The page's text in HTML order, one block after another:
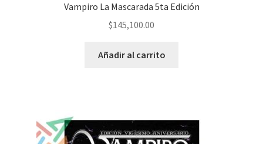
Vampiro La Mascarada 5ta Edición
$145,100.00
Añadir al carrito